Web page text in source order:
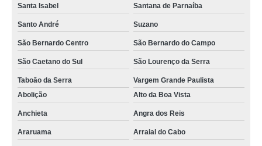
Santa Isabel Santana de Parnaíba
Santo André Suzano
São Bernardo Centro São Bernardo do Campo
São Caetano do Sul São Lourenço da Serra
Taboão da Serra
Vargem Grande Paulista
Abolição
Alto da Boa Vista
Anchieta Angra dos Reis
Araruama Arraial do Cabo